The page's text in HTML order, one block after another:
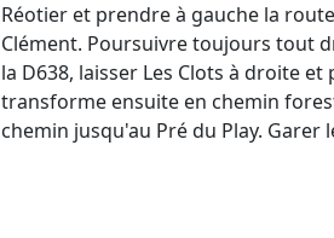
Réotier et prendre à gauche la
Clément. Poursuivre toujours tout
la D638, laisser Les Clots à droite
transforme ensuite en chemin
chemin jusqu'au Pré du Play. Garer